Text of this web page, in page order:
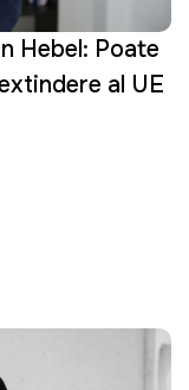
Hebel: Poate
al UE